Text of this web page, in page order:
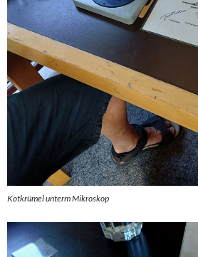
Kotkrümel unterm Mikroskop